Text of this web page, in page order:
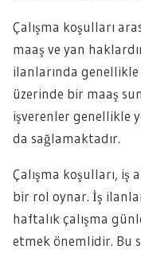
Çalışma koşulları
maaş ve yan
ilanlarında
üzerinde bir maaş
işverenler genellikle
da sağlamaktadır.
Çalışma koşulları,
bir rol oynar. İş
haftalık çalışma
etmek önemlidir. Bu